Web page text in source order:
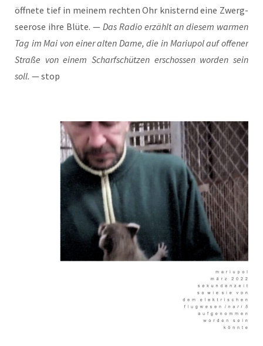
öff­ne­te tief in mei­nem rech­ten Ohr knis­ternd eine Zwerg­
see­ro­se ihre Blü­te. — Das Radio erzählt an die­sem war­men
Tag im Mai von einer alten Dame, die in Mariu­pol auf offe­ner
Stra­ße von einem Scharf­schüt­zen erschos­sen wor­den sein
soll. — stop